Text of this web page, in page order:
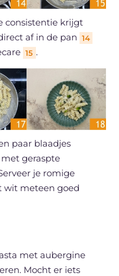
consistentie krijgt
af in de pan 14
15 .
paar blaadjes
geraspte
je romige
wit meteen goed
met aubergine
Mocht er iets